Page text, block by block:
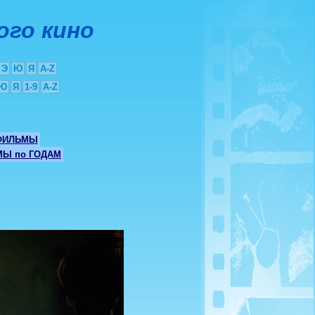
кино
Э Ю Я
A-Z
Я 1-9 A-Z
по ГОДАМ